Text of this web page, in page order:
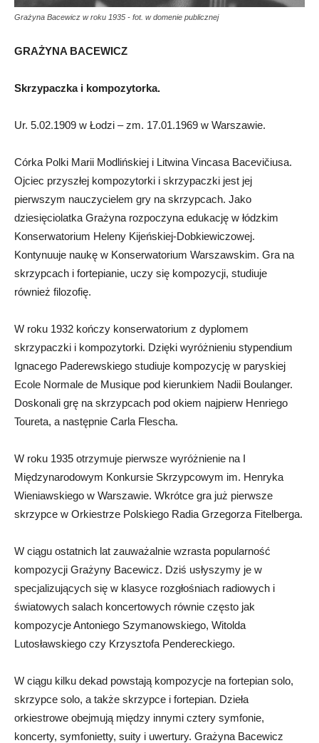
Grażyna Bacewicz w roku 1935 - fot. w domenie publicznej
GRAŻYNA BACEWICZ
Skrzypaczka i kompozytorka.
Ur. 5.02.1909 w Łodzi – zm. 17.01.1969 w Warszawie.
Córka Polki Marii Modlińskiej i Litwina Vincasa Bacevičiusa.
Ojciec przyszłej kompozytorki i skrzypaczki jest jej
pierwszym nauczycielem gry na skrzypcach. Jako
dziesięciolatka Grażyna rozpoczyna edukację w łódzkim
Konserwatorium Heleny Kijeńskiej-Dobkiewiczowej.
Kontynuuje naukę w Konserwatorium Warszawskim. Gra na
skrzypcach i fortepianie, uczy się kompozycji, studiuje
również filozofię.
W roku 1932 kończy konserwatorium z dyplomem
skrzypaczki i kompozytorki. Dzięki wyróżnieniu stypendium
Ignacego Paderewskiego studiuje kompozycję w paryskiej
Ecole Normale de Musique pod kierunkiem Nadii Boulanger.
Doskonali grę na skrzypcach pod okiem najpierw Henriego
Toureta, a następnie Carla Flescha.
W roku 1935 otrzymuje pierwsze wyróżnienie na I
Międzynarodowym Konkursie Skrzypcowym im. Henryka
Wieniawskiego w Warszawie. Wkrótce gra już pierwsze
skrzypce w Orkiestrze Polskiego Radia Grzegorza Fitelberga.
W ciągu ostatnich lat zauważalnie wzrasta popularność
kompozycji Grażyny Bacewicz. Dziś usłyszymy je w
specjalizujących się w klasyce rozgłośniach radiowych i
światowych salach koncertowych równie często jak
kompozycje Antoniego Szymanowskiego, Witolda
Lutosławskiego czy Krzysztofa Pendereckiego.
W ciągu kilku dekad powstają kompozycje na fortepian solo,
skrzypce solo, a także skrzypce i fortepian. Dzieła
orkiestrowe obejmują między innymi cztery symfonie,
koncerty, symfonietty, suity i uwertury. Grażyna Bacewicz